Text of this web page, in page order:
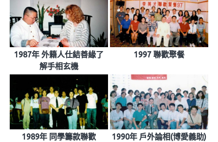
1987年 外籍人仕結善緣了
解手相玄機
1997 聯歡聚餐
1989年 同學籌款聯歡 1990年 戶外論相(博愛義助)